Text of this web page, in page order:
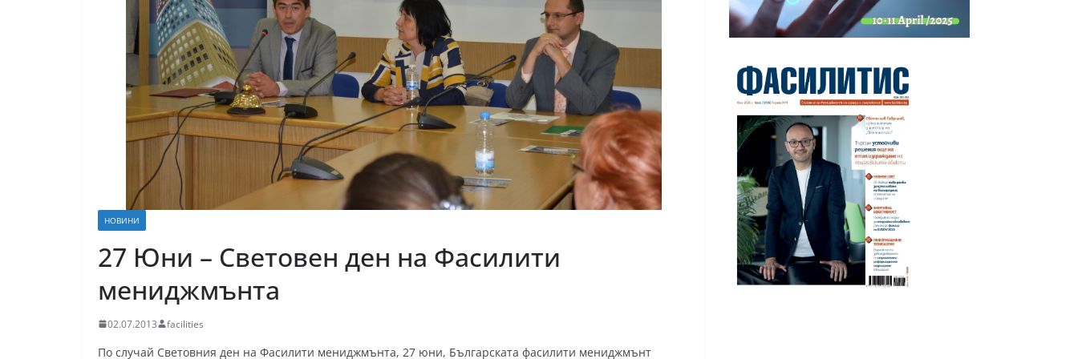
НОВИНИ
27 Юни – Световен ден на Фасилити
мениджмънта
02.07.2013 facilities
По случай Световния ден на Фасилити мениджмънта, 27 юни, Българската фасилити мениджмънт